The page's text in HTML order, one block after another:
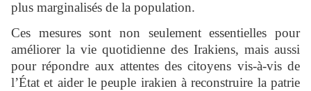
plus marginalisés de la population.
Ces mesures sont non seulement essentielles pour
améliorer la vie quotidienne des Irakiens, mais aussi
pour répondre aux attentes des citoyens vis-à-vis de
l’État et aider le peuple irakien à reconstruire la patrie